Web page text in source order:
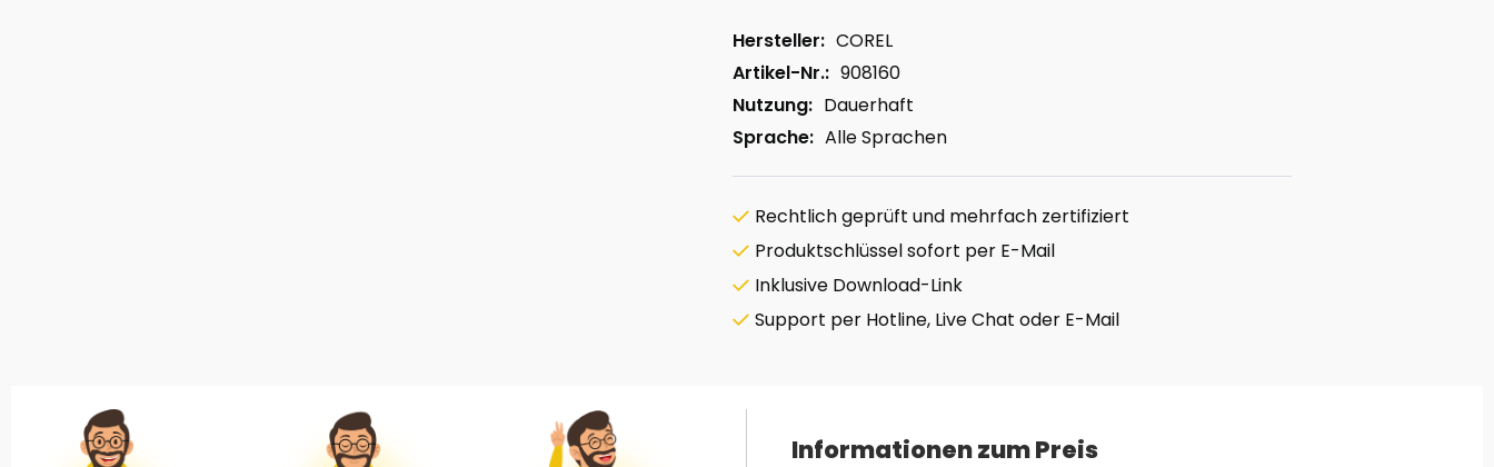
Hersteller: COREL
Artikel-Nr.: 908160
Nutzung: Dauerhaft
Sprache: Alle Sprachen
Rechtlich geprüft und mehrfach zertifiziert
Produktschlüssel sofort per E-Mail
Inklusive Download-Link
Support per Hotline, Live Chat oder E-Mail
Informationen zum Preis